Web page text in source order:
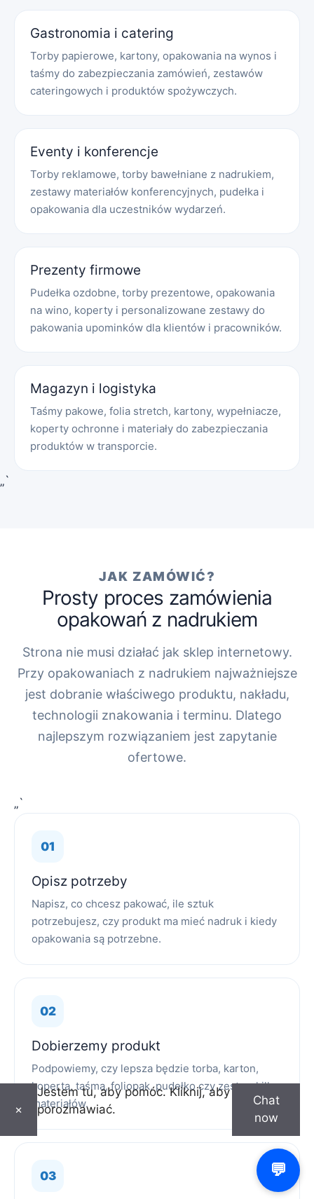
Gastronomia i catering
Torby papierowe, kartony, opakowania na wynos i
taśmy do zabezpieczania zamówień, zestawów
cateringowych i produktów spożywczych.
Eventy i konferencje
Torby reklamowe, torby bawełniane z nadrukiem,
zestawy materiałów konferencyjnych, pudełka i
opakowania dla uczestników wydarzeń.
Prezenty firmowe
Pudełka ozdobne, torby prezentowe, opakowania
na wino, koperty i personalizowane zestawy do
pakowania upominków dla klientów i pracowników.
Magazyn i logistyka
Taśmy pakowe, folia stretch, kartony, wypełniacze,
koperty ochronne i materiały do zabezpieczania
produktów w transporcie.
„`
JAK ZAMÓWIĆ?
Prosty proces zamówienia
opakowań z nadrukiem
Strona nie musi działać jak sklep internetowy.
Przy opakowaniach z nadrukiem najważniejsze
jest dobranie właściwego produktu, nakładu,
technologii znakowania i terminu. Dlatego
najlepszym rozwiązaniem jest zapytanie
ofertowe.
„`
Opisz potrzeby
Napisz, co chcesz pakować, ile sztuk
potrzebujesz, czy produkt ma mieć nadruk i kiedy
opakowania są potrzebne.
Dobierzemy produkt
Podpowiemy, czy lepsza będzie torba, karton,
koperta, taśma, foliopak, pudełko czy zestaw kilku
materiałów.
×
Jestem tu, aby pomóc. Kliknij, aby
porozmawiać.
Chat
now